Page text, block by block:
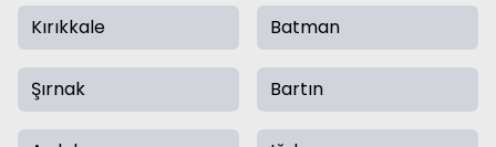
Kırıkkale Batman
Şırnak Bartın